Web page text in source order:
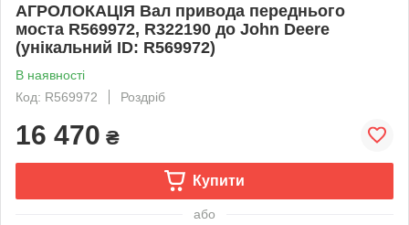
АГРОЛОКАЦІЯ Вал привода переднього
моста R569972, R322190 до John Deere
(унікальний ID: R569972)
В наявності
Код: R569972
Роздріб
16 470 ₴
Купити
або